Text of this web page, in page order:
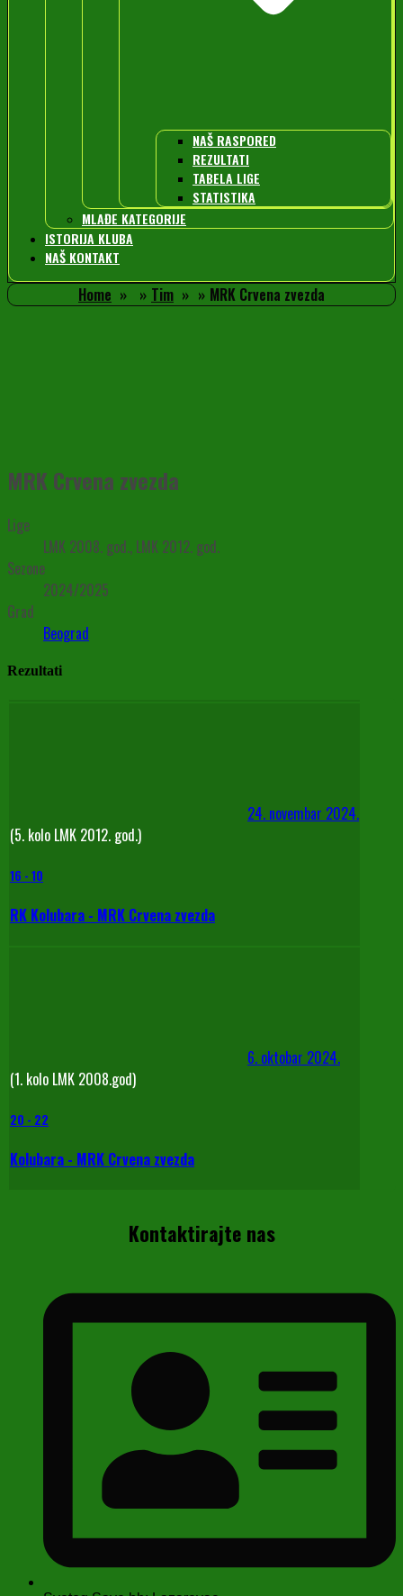
NAŠ RASPORED
REZULTATI
TABELA LIGE
STATISTIKA
MLAĐE KATEGORIJE
ISTORIJA KLUBA
NAŠ KONTAKT
Home Tim MRK Crvena zvezda
MRK Crvena zvezda
Lige
LMK 2008. god., LMK 2012. god.
Sezone
2024/2025
Grad
Beograd
Rezultati
24. novembar 2024.
(5. kolo LMK 2012. god.)
16 - 10
RK Kolubara - MRK Crvena zvezda
6. oktobar 2024.
(1. kolo LMK 2008.god)
20 - 22
Kolubara - MRK Crvena zvezda
Kontaktirajte nas